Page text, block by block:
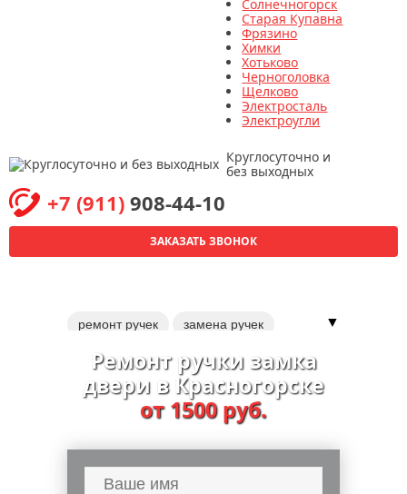
Солнечногорск
Старая Купавна
Фрязино
Химки
Хотьково
Черноголовка
Щелково
Электросталь
Электроугли
Круглосуточно и
без выходных
+7 (911) 908-44-10
ЗАКАЗАТЬ ЗВОНОК
ремонт ручек
замена ручек
установка электронных замков
перекодировка замков
аварийное вскрытие дверей
обивка дверей
▼
Ремонт ручки замка
двери в Красногорске
от 1500 руб.